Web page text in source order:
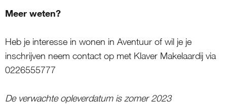
Meer weten?
Heb je interesse in wonen in Aventuur of wil je je
inschrijven neem contact op met Klaver Makelaardij via
0226555777
De verwachte opleverdatum is zomer 2023